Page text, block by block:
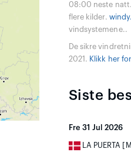
08:00 neste
flere kilder.
vindsystemene..
De sikre
2021. Klikk her
Siste
Fre 31 Jul 2026
LA PUERTA